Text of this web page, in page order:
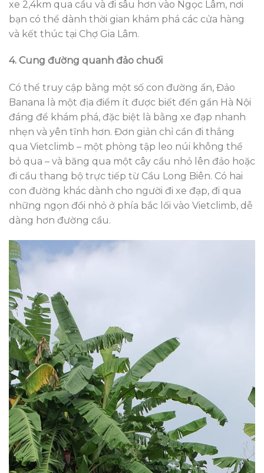
xe 2,4km qua cầu và đi sâu hơn vào Ngọc Lâm, nơi
bạn có thể dành thời gian khám phá các cửa hàng
và kết thúc tại Chợ Gia Lâm.
4. Cung đường quanh đảo chuối
Có thể truy cập bằng một số con đường ẩn, Đảo
Banana là một địa điểm ít được biết đến gần Hà Nội
đáng để khám phá, đặc biệt là bằng xe đạp nhanh
nhẹn và yên tĩnh hơn. Đơn giản chỉ cần đi thẳng
qua Vietclimb – một phòng tập leo núi không thể
bỏ qua – và băng qua một cây cầu nhỏ lên đảo hoặc
đi cầu thang bộ trực tiếp từ Cầu Long Biên. Có hai
con đường khác dành cho người đi xe đạp, đi qua
những ngọn đồi nhỏ ở phía bắc lối vào Vietclimb, dễ
dàng hơn đường cầu.